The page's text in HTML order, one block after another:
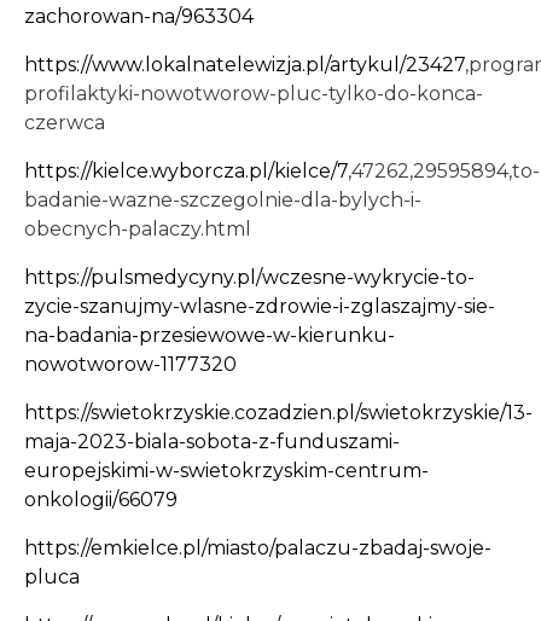
zachorowan-na/963304
https://www.lokalnatelewizja.pl/artykul/23427
profilaktyki-nowotworow-pluc-tylko-do-konca-
czerwca
https://kielce.wyborcza.pl/kielce/7,47262,29595894,to-
badanie-wazne-szczegolnie-dla-bylych-i-
obecnych-palaczy.html
https://pulsmedycyny.pl/wczesne-wykrycie-to-
zycie-szanujmy-wlasne-zdrowie-i-zglaszajmy-sie-
na-badania-przesiewowe-w-kierunku-
nowotworow-1177320
https://swietokrzyskie.cozadzien.pl/swietokrzyskie/13-
maja-2023-biala-sobota-z-funduszami-
europejskimi-w-swietokrzyskim-centrum-
onkologii/66079
https://emkielce.pl/miasto/palaczu-zbadaj-swoje-
pluca